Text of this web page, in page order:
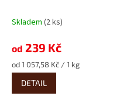
Skladem (2 ks)
od 239 Kč
Měrná
cena:
od 1 057,58 Kč / 1 kg
DETAIL